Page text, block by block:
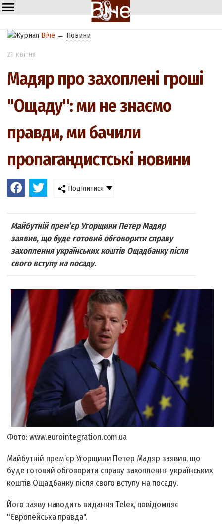
Віче → Новини
21 квітня
Мадяр про захоплені гроші
"Ощаду": ми не знаємо
правди, ми бачили
пропагандистські новини
Поділитися
Майбутній прем’єр Угорщини Петер Мадяр
заявив, що буде готовий обговорити справу
захоплення українських коштів Ощадбанку після
свого вступу на посаду.
Фото: www.eurointegration.com.ua
Майбутній прем’єр Угорщини Петер Мадяр заявив, що
буде готовий обговорити справу захоплення українських
коштів Ощадбанку після свого вступу на посаду.
Його заяву наводить видання Telex, повідомляє
"Європейська правда".